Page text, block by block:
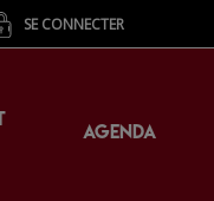
SE CONNECTER
AGENDA